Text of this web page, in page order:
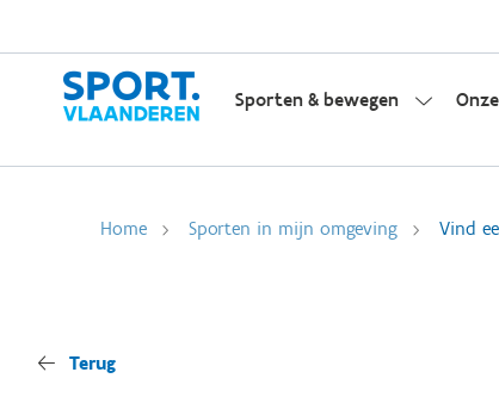
Sporten & bewegen
Home Sporten in mijn omgeving Vind
Terug